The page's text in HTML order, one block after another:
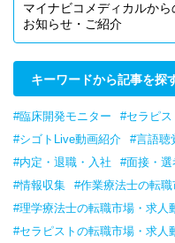
マイナビコメディカルから
お知らせ・ご紹介
キーワードから記事を探
#臨床開発モニター #セラピ
#シゴトLive動画紹介
#言語聴
#内定・退職・入社
#面接・選
#情報収集
#作業療法士の転
#理学療法士の転職市場・求人
#セラピストの転職市場・求人